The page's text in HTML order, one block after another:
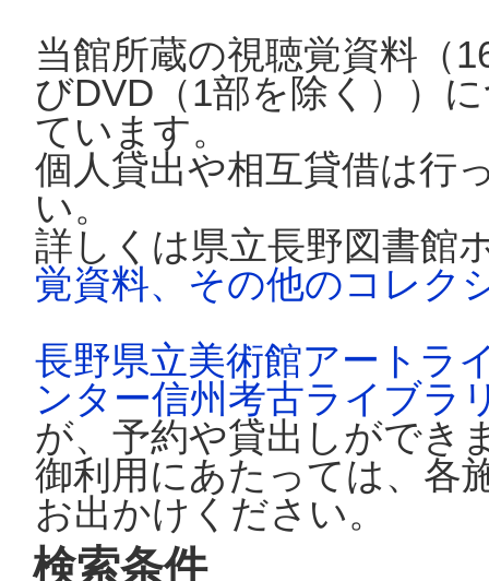
当館所蔵の視聴覚資料（
びDVD（1部を除く））
ています。
個人貸出や相互貸借は行
い。
詳しくは県立長野図書館
覚資料、その他のコレク
長野県立美術館アートラ
ンター信州考古ライブラ
が、予約や貸出しができ
御利用にあたっては、各
お出かけください。
検索条件